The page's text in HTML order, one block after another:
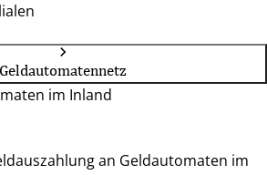
Geldautomatennetz
im Inland
an Geldautomaten im